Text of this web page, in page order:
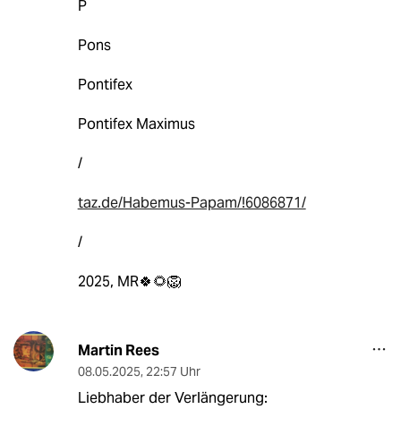
P
Pons
Pontifex
Pontifex Maximus
/
taz.de/Habemus-Papam/!6086871/
/
2025, MR🍀🌻🦁
Martin Rees
08.05.2025, 22:57 Uhr
Liebhaber der Verlängerung: